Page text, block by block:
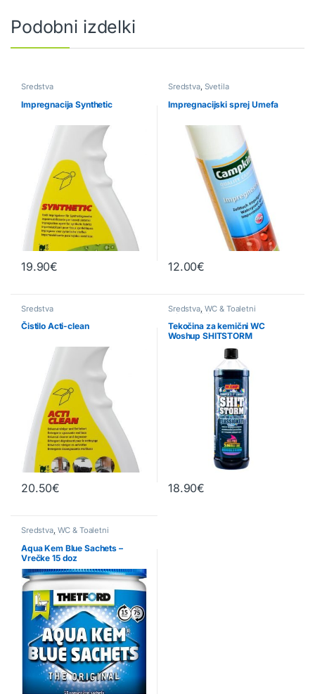
Podobni izdelki
Sredstva
Impregnacija Synthetic
19.90€
Sredstva, Svetila
Impregnacijski sprej Umefa
12.00€
Sredstva
Čistilo Acti-clean
20.50€
Sredstva, WC & Toaletni
pripomočki
Tekočina za kemični WC
Woshup SHITSTORM
18.90€
Sredstva, WC & Toaletni
pripomočki
Aqua Kem Blue Sachets –
Vrečke 15 doz